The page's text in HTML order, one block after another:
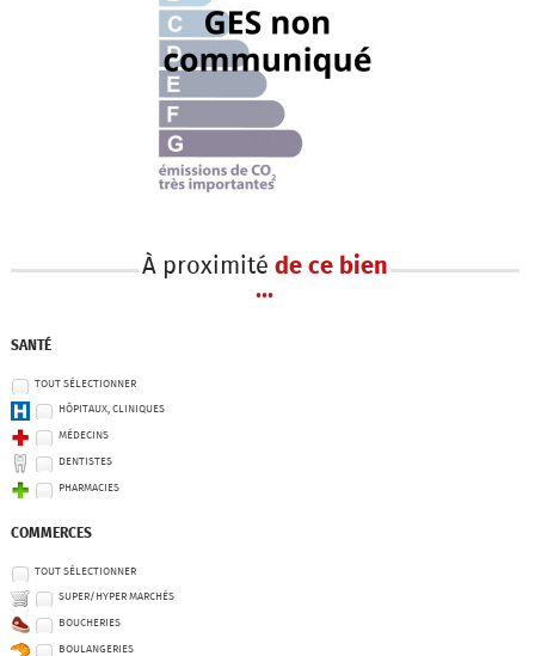
À proximité de ce bien
...
SANTÉ
TOUT SÉLECTIONNER
HÔPITAUX, CLINIQUES
MÉDECINS
DENTISTES
PHARMACIES
COMMERCES
TOUT SÉLECTIONNER
SUPER/HYPER MARCHÉS
BOUCHERIES
BOULANGERIES